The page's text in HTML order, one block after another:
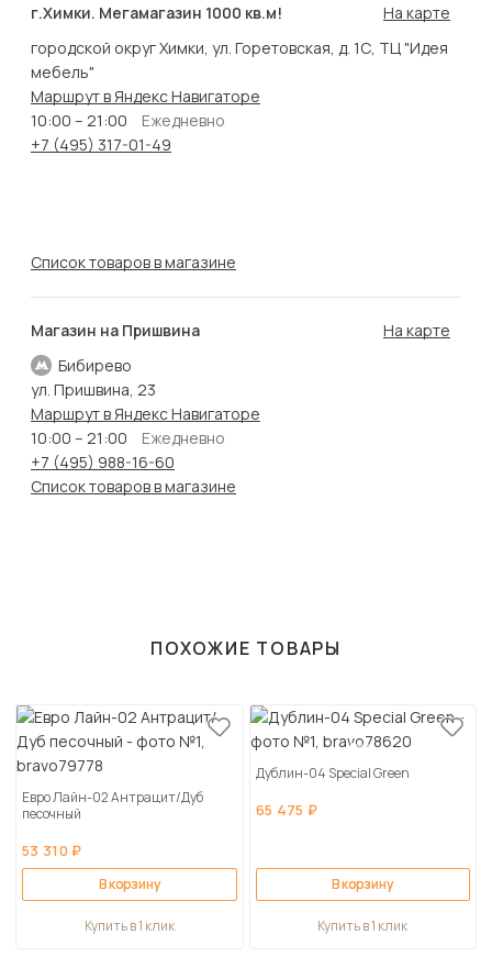
г.Химки. Мегамагазин 1000 кв.м!
На карте
городской округ Химки, ул. Горетовская, д. 1С, ТЦ "Идея
мебель"
Маршрут в Яндекс Навигаторе
10:00 – 21:00
Ежедневно
+7 (495) 317-01-49
Список товаров в магазине
Магазин на Пришвина
Бибирево
На карте
ул. Пришвина, 23
Маршрут в Яндекс Навигаторе
10:00 – 21:00
Ежедневно
+7 (495) 988-16-60
Список товаров в магазине
ПОХОЖИЕ ТОВАРЫ
Евро Лайн-02 Антрацит/Дуб
песочный
53 310 ₽
В корзину
Купить в 1 клик
Дублин-04 Special Green
65 475 ₽
В корзину
Купить в 1 клик